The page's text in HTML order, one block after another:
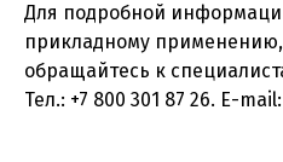
Для подробной
прикладному
обращайтесь к
Тел.: +7 800 301 87 26. E-mail: